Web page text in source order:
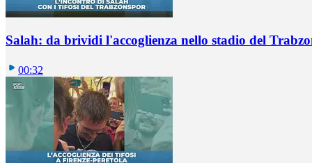
Salah: da brividi l'accoglienza nello stadio del
00:32